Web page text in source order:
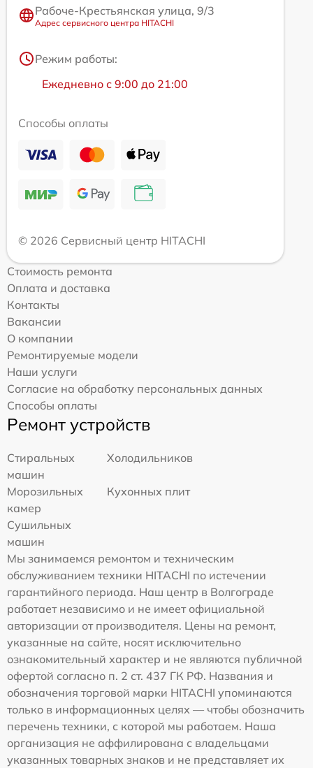
Рабоче-Крестьянская улица, 9/3
Адрес сервисного центра HITACHI
Режим работы:
Ежедневно с 9:00 до 21:00
Способы оплаты
© 2026 Сервисный центр HITACHI
Стоимость ремонта
Оплата и доставка
Контакты
Вакансии
О компании
Ремонтируемые модели
Наши услуги
Согласие на обработку персональных данных
Способы оплаты
Ремонт устройств
Стиральных
машин
Холодильников
Морозильных
камер
Кухонных плит
Сушильных
машин
Мы занимаемся ремонтом и техническим
обслуживанием техники HITACHI по истечении
гарантийного периода. Наш центр в Волгограде
работает независимо и не имеет официальной
авторизации от производителя. Цены на ремонт,
указанные на сайте, носят исключительно
ознакомительный характер и не являются публичной
офертой согласно п. 2 ст. 437 ГК РФ. Названия и
обозначения торговой марки HITACHI упоминаются
только в информационных целях — чтобы обозначить
перечень техники, с которой мы работаем. Наша
организация не аффилирована с владельцами
указанных товарных знаков и не представляет их